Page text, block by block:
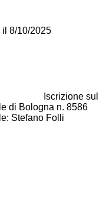
il 8/10/2025
Iscrizione sul
di Bologna n. 8586
Stefano Folli